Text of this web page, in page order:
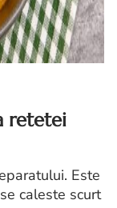
retetei
Este
caleste scurt